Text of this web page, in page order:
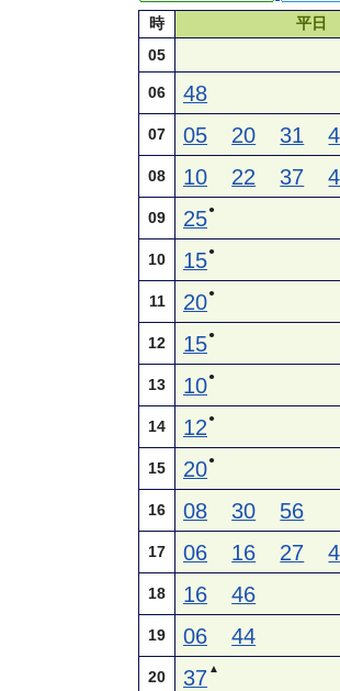
時 平日
05
06 48
07 05 20 31
08 10 22 37
09 25●
10 15●
11 20●
12 15●
13 10●
14 12 ●
15 20●
16 08 30 56
17 06 16 27
18 16 46
19 06 44
20 37 ▲